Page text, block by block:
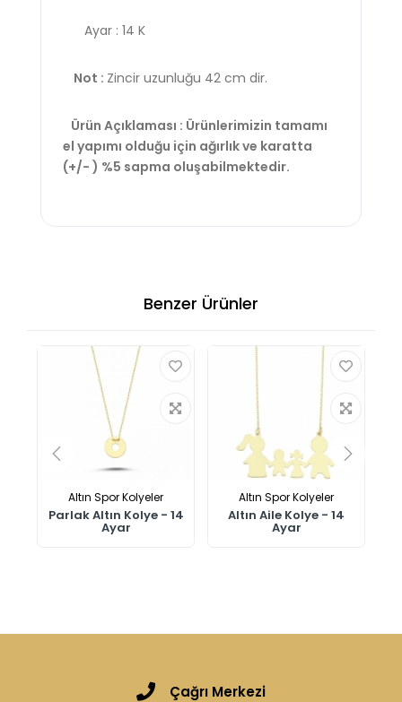
Ayar : 14 K
Not : Zincir uzunluğu 42 cm dir.
Ürün Açıklaması : Ürünlerimizin tamamı
el yapımı olduğu için ağırlık ve karatta
(+/- ) %5 sapma oluşabilmektedir.
Benzer Ürünler
Altın Spor Kolyeler
Parlak Altın Kolye - 14
Ayar
Altın Spor Kolyeler
Altın Aile Kolye - 14
Ayar
Çağrı Merkezi